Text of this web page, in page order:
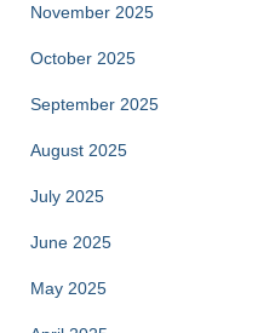
November 2025
October 2025
September 2025
August 2025
July 2025
June 2025
May 2025